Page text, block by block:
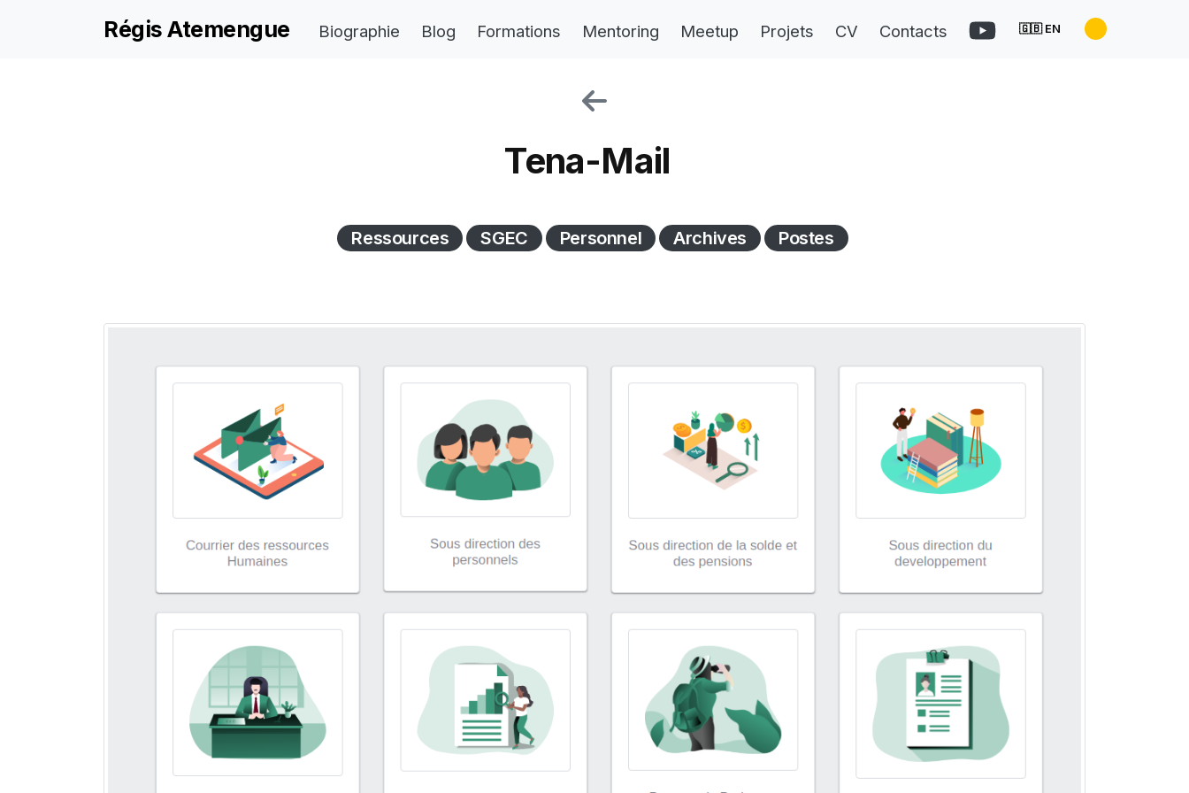
Régis Atemengue Biographie Blog Formations Mentoring Meetup Projets CV Contacts 🇬🇧 EN
Tena-Mail
Ressources SGEC Personnel Archives Postes